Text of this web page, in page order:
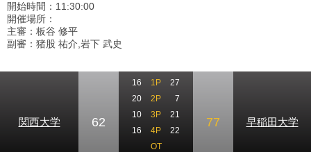
開始時間：11:30:00
開催場所：
主審：板谷 修平
副審：猪股 祐介,岩下 武史
関西大学 62
16 1P
27
20
2P
7
10
3P
21
16
4P
22
OT
77 早稲田大学